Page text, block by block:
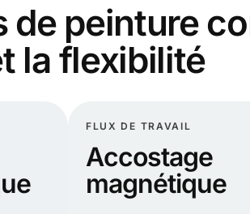
de peinture
la flexibilité
FLUX DE TRAVAIL
Accostage
magnétique